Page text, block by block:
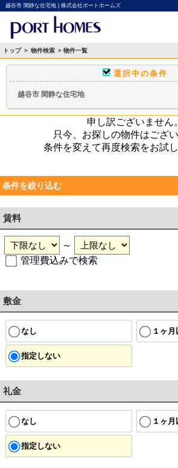
越谷市 閑静な住宅地 | 株式会社ポートホームズ
トップ > 物件検索 > 物件一覧
選択中の条件
越谷市 閑静な住宅地
申し訳ございません。
只今、お探しの物件はござい
条件を変えて再度検索をお試し
条件を絞り込む
賃料
～
管理費込みで検索
敷金
なし １ヶ月
指定しない
礼金
なし １ヶ月
指定しない